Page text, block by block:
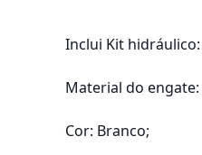
Inclui Kit
Material do engate:
Cor: Branco;